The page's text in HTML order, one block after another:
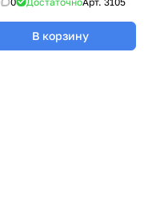
В корзину